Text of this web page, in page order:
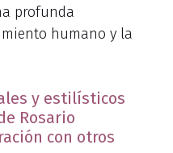
profunda
humano y la
y estilísticos
Rosario
con otros